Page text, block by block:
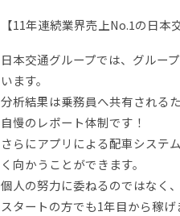
【11年連続業界売上No.1の日本
日本交通グループでは、グルー
います。
分析結果は乗務員へ共有される
自慢のレポート体制です！
さらにアプリによる配車システ
く向かうことができます。
個人の努力に委ねるのではなく
スタートの方でも1年目から稼げ